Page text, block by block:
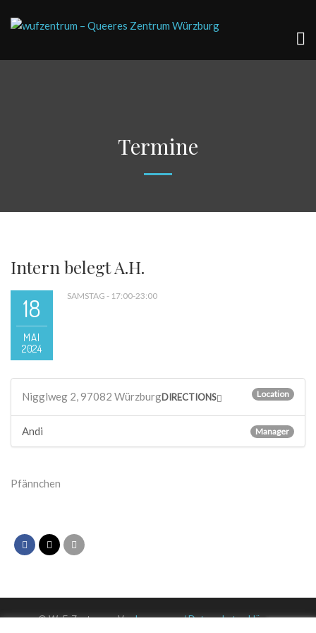
Termine
Intern belegt A.H.
18
MAI
2024
SAMSTAG - 17:00-23:00
Nigglweg 2, 97082 Würzburg Location
DIRECTIONS
Andi Manager
Pfännchen
© WuF-Zentrum e. V. –Impressum / Datenschutzerklärung